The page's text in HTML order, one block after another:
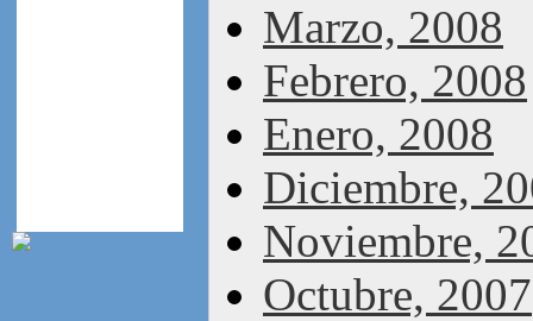
Marzo, 2008
Febrero, 2008
Enero, 2008
Diciembre,
Noviembre,
Octubre, 2007